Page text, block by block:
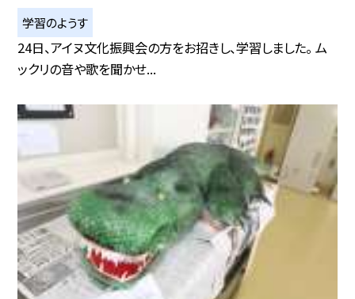
学習のようす
24日、アイヌ文化振興会の方をお招きし、学習しました。 ム
ックリの音や歌を聞かせ...